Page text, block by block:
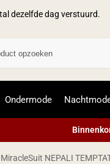
dezelfde dag verstuurd.
Ondermode
MiracleSuit NEPALI